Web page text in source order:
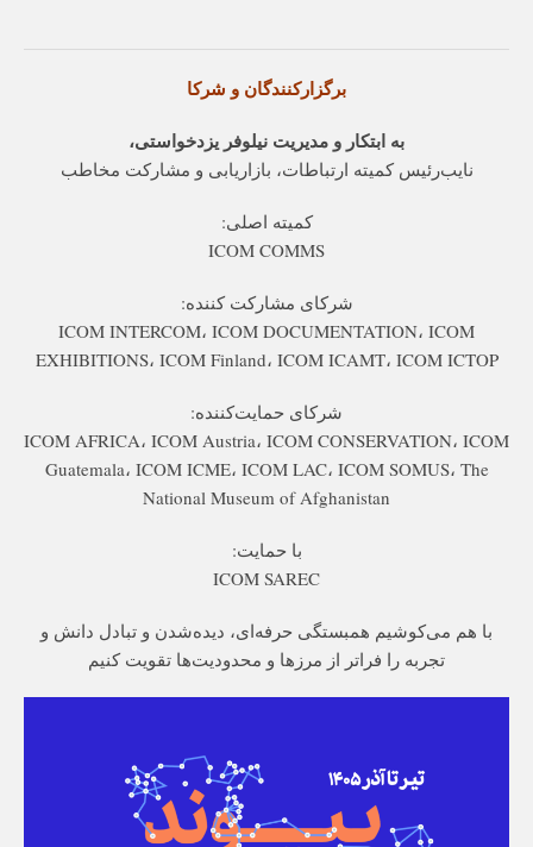
برگزارکنندگان و شرکا
به ابتکار و مدیریت نیلوفر یزدخواستی،
نایب‌رئیس کمیته ارتباطات، بازاریابی و مشارکت مخاطب
کمیته اصلی:
ICOM COMMS
شرکای مشارکت‌ کننده:
ICOM INTERCOM، ICOM DOCUMENTATION، ICOM
EXHIBITIONS، ICOM Finland، ICOM ICAMT، ICOM ICTOP
شرکای حمایت‌کننده:
ICOM AFRICA، ICOM Austria، ICOM CONSERVATION، ICOM
Guatemala، ICOM ICME، ICOM LAC، ICOM SOMUS، The
National Museum of Afghanistan
با حمایت:
ICOM SAREC
با هم می‌کوشیم همبستگی حرفه‌ای، دیده‌شدن و تبادل دانش و
تجربه را فراتر از مرزها و محدودیت‌ها تقویت کنیم